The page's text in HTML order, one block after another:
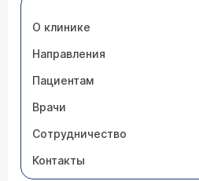
О клинике
Направления
Пациентам
Врачи
Сотрудничество
Контакты